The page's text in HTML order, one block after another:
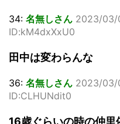
34: 名無しさん 2023/03/
ID:kM4dxXxU0
田中は変わらんな
36: 名無しさん 2023/03/
ID:CLHUNdit0
16歳ぐらいの時の仲